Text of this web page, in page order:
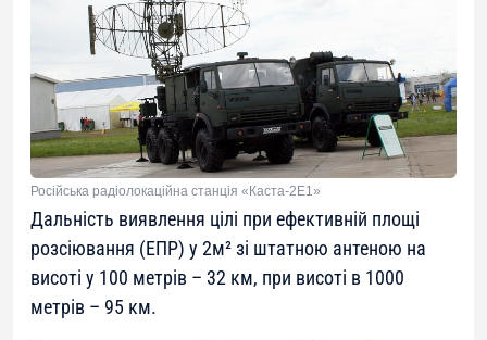
Російська радіолокаційна станція «Каста-2Е1»
Дальність виявлення цілі при ефективній площі
розсіювання (ЕПР) у 2м² зі штатною антеною на
висоті у 100 метрів – 32 км, при висоті в 1000
метрів – 95 км.